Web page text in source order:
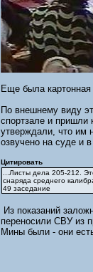
Еще была картонная
По внешнему виду
спортзале и
утверждали, что им
озвучено на суде и
Цитировать
...Листы дела 205-212.
снаряда среднего
49 заседание
Из показаний
переносили СВУ из
Мины были - они